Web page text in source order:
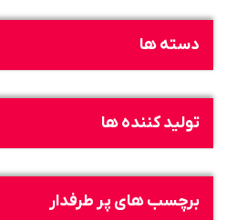
دسته ها
تولید کننده ها
برچسب های پر طرفدار